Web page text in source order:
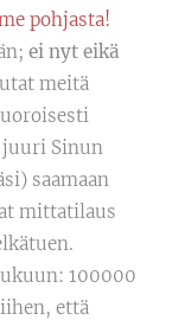
pohjasta!
ei nyt eikä
meitä
juuri Sinun
saamaan
mittatilaus
100000
että